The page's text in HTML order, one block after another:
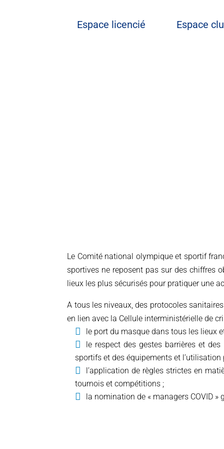
Espace licencié Espace
Le Comité national olympique et sportif
sportives ne reposent pas sur des chiffres
lieux les plus sécurisés pour pratiquer une
A tous les niveaux, des protocoles sanitaires
en lien avec la Cellule interministérielle de
le port du masque dans tous les lieux
le respect des gestes barrières et
sportifs et des équipements et
l’application de règles strictes en
tournois et compétitions ;
la nomination de « managers COVID